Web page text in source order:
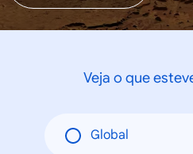
Veja o que
Global